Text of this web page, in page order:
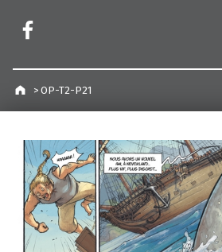
> OP-T2-P21